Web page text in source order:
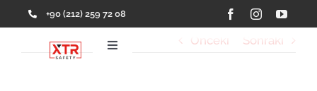
to
+90 (212) 259 72 08
Toggle
Önceki Sonraki